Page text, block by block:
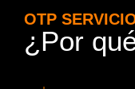
OTP
¿Por